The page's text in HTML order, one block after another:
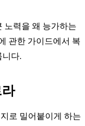
노력을 왜 능가하는
관한 가이드에서 복
니다.
로 밀어붙이게 하는